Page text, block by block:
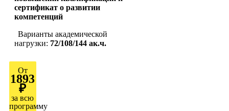
сертификат о развитии
компетенций
Варианты академической
нагрузки: 72/108/144 ак.ч.
От
1893
₽
за всю
программу